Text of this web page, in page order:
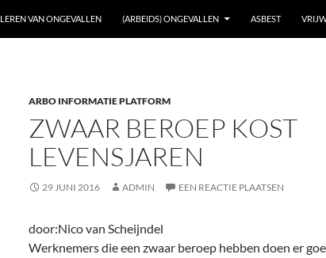
LEREN VAN ONGEVALLEN (ARBEIDS) ONGEVALLEN ASBEST
ARBO INFORMATIE PLATFORM
ZWAAR BEROEP KOST
LEVENSJAREN
29 JUNI 2016 ADMIN EEN REACTIE PLAATSEN
door:Nico van Scheijndel
Werknemers die een zwaar beroep hebben doen er